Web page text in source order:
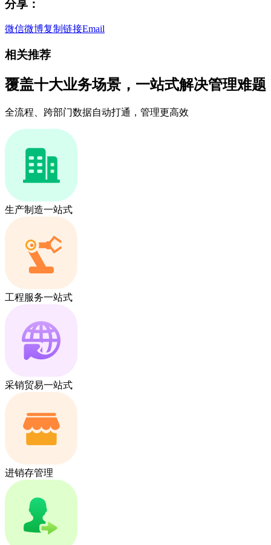
分享：
微信微博复制链接Email
相关推荐
覆盖十大业务场景，一站式解决管理难题
全流程、跨部门数据自动打通，管理更高效
生产制造一站式
工程服务一站式
采销贸易一站式
进销存管理